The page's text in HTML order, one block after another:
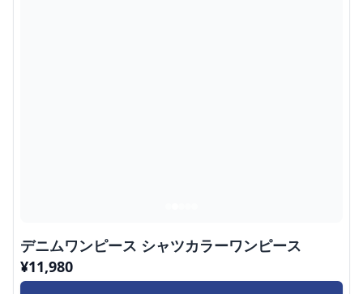
デニムワンピース シャツカラーワンピース
¥11,980